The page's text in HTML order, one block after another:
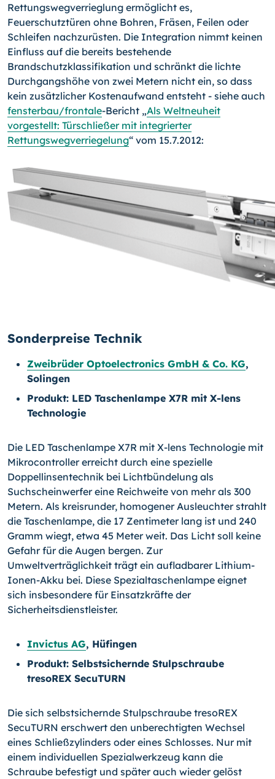
Rettungswegverrieglung ermöglicht es,
Feuerschutztüren ohne Bohren, Fräsen, Feilen oder
Schleifen nachzurüsten. Die Integration nimmt keinen
Einfluss auf die be­reits bestehende
Brandschutzklassifikation und schränkt die lichte
Durchgangshöhe von zwei Metern nicht ein, so dass
kein zusätzlicher Kostenaufwand entsteht - siehe auch
fensterbau/frontale-Bericht „Als Weltneuheit
vorgestellt: Türschließer mit integrierter
Rettungswegverriegelung“ vom 15.7.2012:
Sonderpreise Technik
Zweibrüder Optoelectronics GmbH & Co. KG,
Solingen
Produkt: LED Taschenlampe X7R mit X-lens
Technologie
Die LED Taschenlampe X7R mit X-lens Technologie mit
Mikrocontroller erreicht durch eine spezielle
Doppellinsentechnik bei Lichtbündelung als
Suchscheinwerfer eine Reich­weite von mehr als 300
Metern. Als kreisrunder, homogener Ausleuchter strahlt
die Taschenlampe, die 17 Zentimeter lang ist und 240
Gramm wiegt, etwa 45 Meter weit. Das Licht soll keine
Gefahr für die Augen bergen. Zur
Umweltverträglichkeit trägt ein aufladbarer Lithium-
Ionen-Akku bei. Diese Spezialtaschenlampe eignet
sich insbeson­dere für Einsatzkräfte der
Sicherheitsdienstleister.
Invictus AG, Hüfingen
Produkt: Selbstsichernde Stulpschraube
tresoREX SecuTURN
Die sich selbstsichernde Stulpschraube tresoREX
SecuTURN erschwert den unberech­tigten Wechsel
eines Schließzylinders oder eines Schlosses. Nur mit
einem individuellen Spezialwerkzeug kann die
Schraube befestigt und später auch wieder gelöst